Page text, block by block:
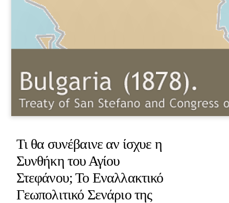
Τι θα συνέβαινε αν ίσχυε η
Συνθήκη του Αγίου
Στεφάνου; Το Εναλλακτικό
Γεωπολιτικό Σενάριο της